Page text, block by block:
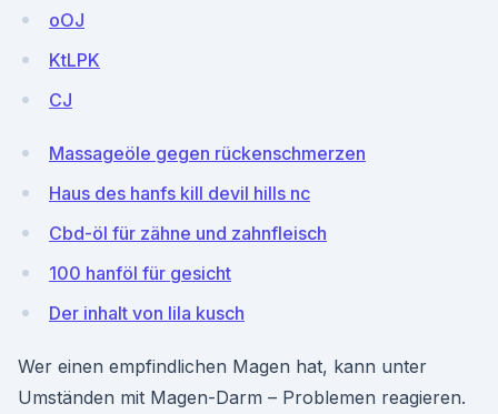
oOJ
KtLPK
CJ
Massageöle gegen rückenschmerzen
Haus des hanfs kill devil hills nc
Cbd-öl für zähne und zahnfleisch
100 hanföl für gesicht
Der inhalt von lila kusch
Wer einen empfindlichen Magen hat, kann unter
Umständen mit Magen-Darm – Problemen reagieren.